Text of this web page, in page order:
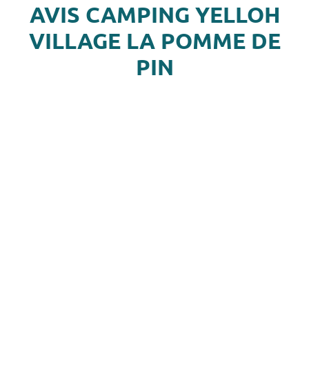
AVIS CAMPING YELLOH
VILLAGE LA POMME DE
PIN